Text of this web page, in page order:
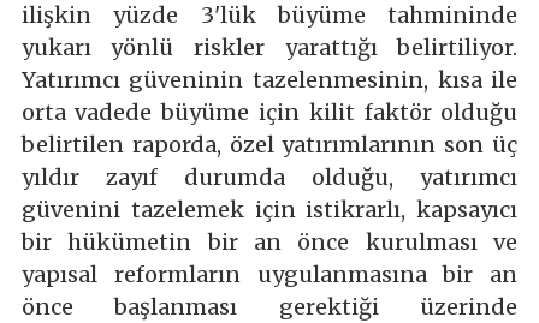
ilişkin yüzde 3'lük büyüme tahmininde
yukarı yönlü riskler yarattığı belirtiliyor.
Yatırımcı güveninin tazelenmesinin, kısa ile
orta vadede büyüme için kilit faktör olduğu
belirtilen raporda, özel yatırımlarının son üç
yıldır zayıf durumda olduğu, yatırımcı
güvenini tazelemek için istikrarlı, kapsayıcı
bir hükümetin bir an önce kurulması ve
yapısal reformların uygulanmasına bir an
önce başlanması gerektiği üzerinde